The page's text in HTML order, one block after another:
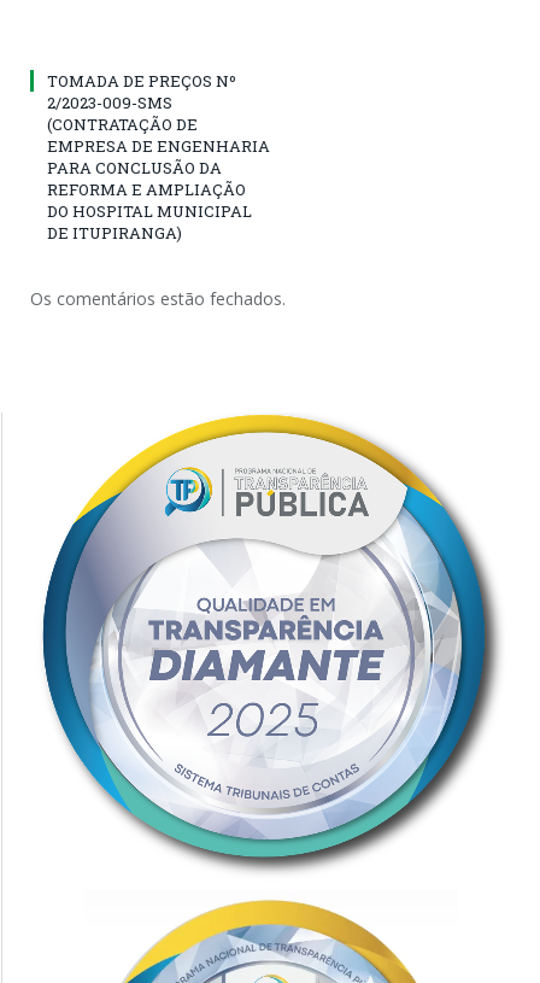
TOMADA DE PREÇOS Nº
2/2023-009-SMS
(CONTRATAÇÃO DE
EMPRESA DE ENGENHARIA
PARA CONCLUSÃO DA
REFORMA E AMPLIAÇÃO
DO HOSPITAL MUNICIPAL
DE ITUPIRANGA)
Os comentários estão fechados.